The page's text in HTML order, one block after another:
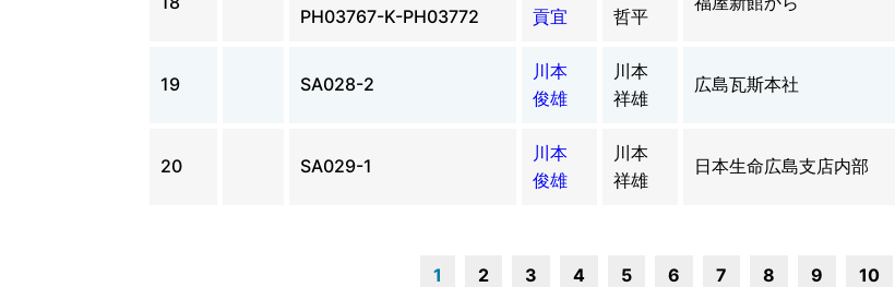
PH03767-K-PH03772
貢宜
哲平
19 SA028-2
川本
俊雄
川本
祥雄
広島瓦斯本社
20 SA029-1
川本
俊雄
川本
祥雄
日本生命広島支店内部
1 2 3 4 5 6 7 8 9 10